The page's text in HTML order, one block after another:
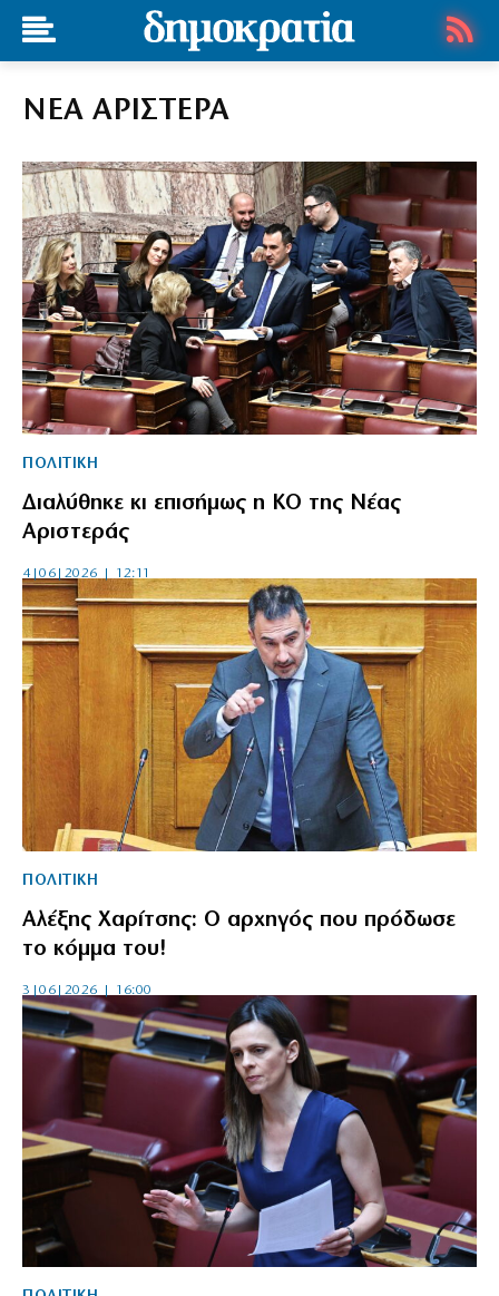
ΝΕΑ ΑΡΙΣΤΕΡΑ
ΠΟΛΙΤΙΚΗ
Διαλύθηκε κι επισήμως η ΚΟ της Νέας
Αριστεράς
4|06|2026 | 12:11
ΠΟΛΙΤΙΚΗ
Αλέξης Χαρίτσης: Ο αρχηγός που πρόδωσε
το κόμμα του!
3|06|2026 | 16:00